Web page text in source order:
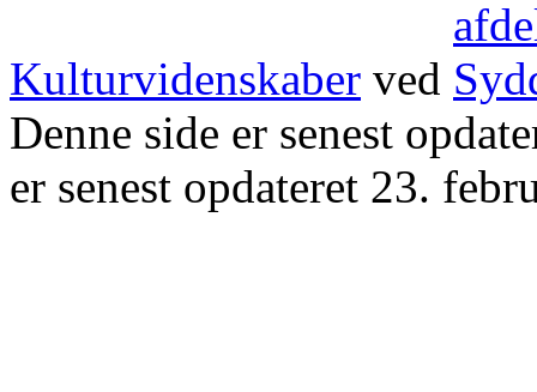
Kulturvidenskaber ved
Denne side er senest
er senest opdateret 23.